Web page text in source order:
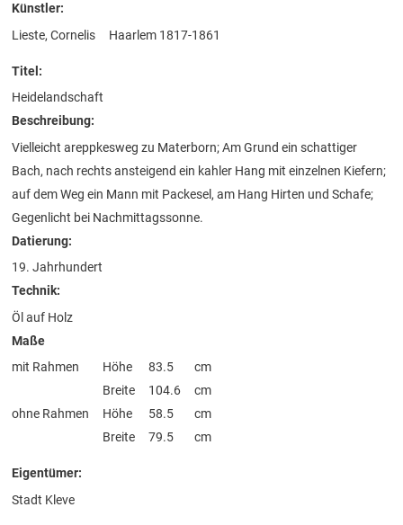
Künstler:
Lieste, Cornelis
Haarlem 1817-1861
Titel:
Heidelandschaft
Beschreibung:
Vielleicht areppkesweg zu Materborn; Am Grund ein schattiger
Bach, nach rechts ansteigend ein kahler Hang mit einzelnen Kiefern;
auf dem Weg ein Mann mit Packesel, am Hang Hirten und Schafe;
Gegenlicht bei Nachmittagssonne.
Datierung:
19. Jahrhundert
Technik:
Öl auf Holz
Maße
mit Rahmen
ohne Rahmen
Höhe
Breite
Höhe
Breite
83.5
104.6
58.5
79.5
cm
cm
cm
cm
Eigentümer:
Stadt Kleve